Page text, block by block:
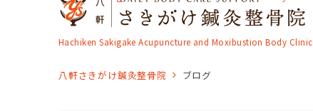
Hachiken Sakigake Acupuncture and Moxibustion Body Clinic
八軒さきがけ鍼灸整骨院 ブログ